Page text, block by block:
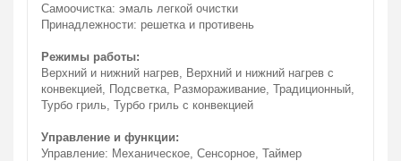
Самоочистка: эмаль легкой очистки
Принадлежности: решетка и противень
Режимы работы:
Верхний и нижний нагрев, Верхний и нижний нагрев с
конвекцией, Подсветка, Размораживание, Традиционный,
Турбо гриль, Турбо гриль с конвекцией
Управление и функции:
Управление: Механическое, Сенсорное, Таймер